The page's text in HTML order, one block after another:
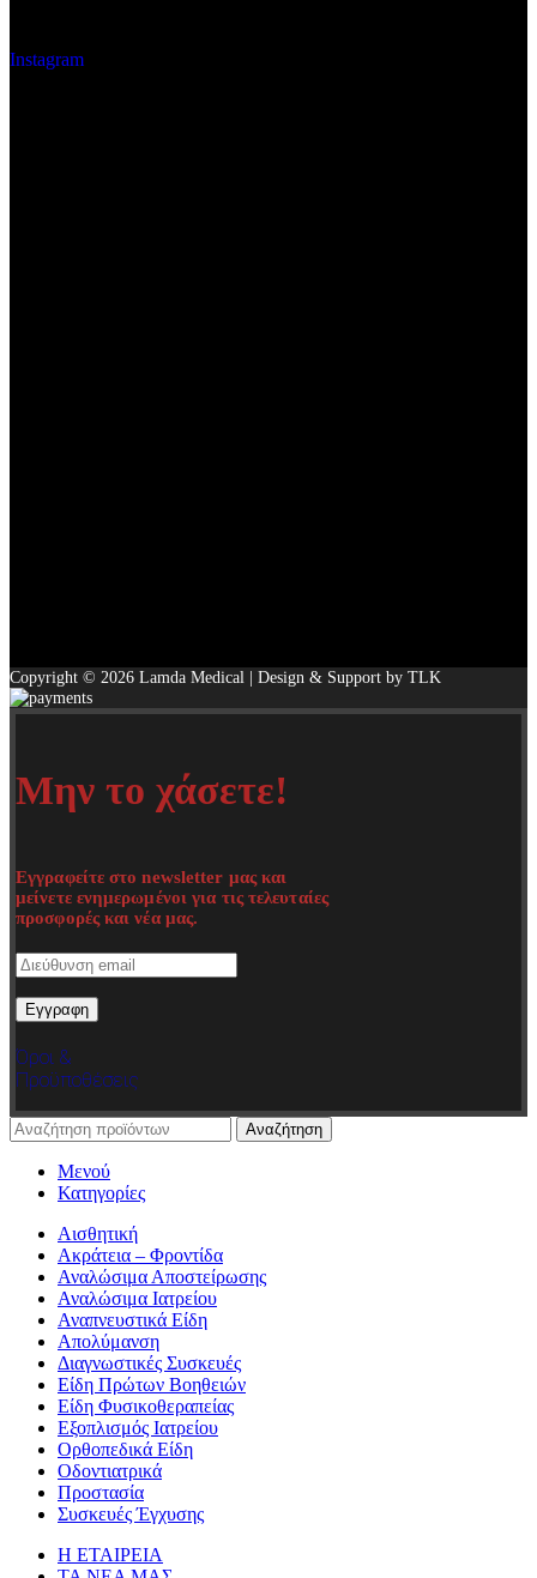
Instagram
Copyright © 2026 Lamda Medical | Design & Support by TLK
Μην το χάσετε!
Εγγραφείτε στο newsletter μας και
μείνετε ενημερωμένοι για τις τελευταίες
προσφορές και νέα μας.
Όροι &
Προϋποθέσεις
Αναζήτηση
Μενού
Κατηγορίες
Αισθητική
Ακράτεια – Φροντίδα
Αναλώσιμα Αποστείρωσης
Αναλώσιμα Ιατρείου
Αναπνευστικά Είδη
Απολύμανση
Διαγνωστικές Συσκευές
Είδη Πρώτων Βοηθειών
Είδη Φυσικοθεραπείας
Εξοπλισμός Ιατρείου
Ορθοπεδικά Είδη
Οδοντιατρικά
Προστασία
Συσκευές Έγχυσης
Η ΕΤΑΙΡΕΙΑ